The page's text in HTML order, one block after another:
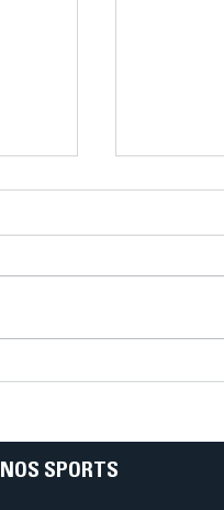
NOS SPORTS